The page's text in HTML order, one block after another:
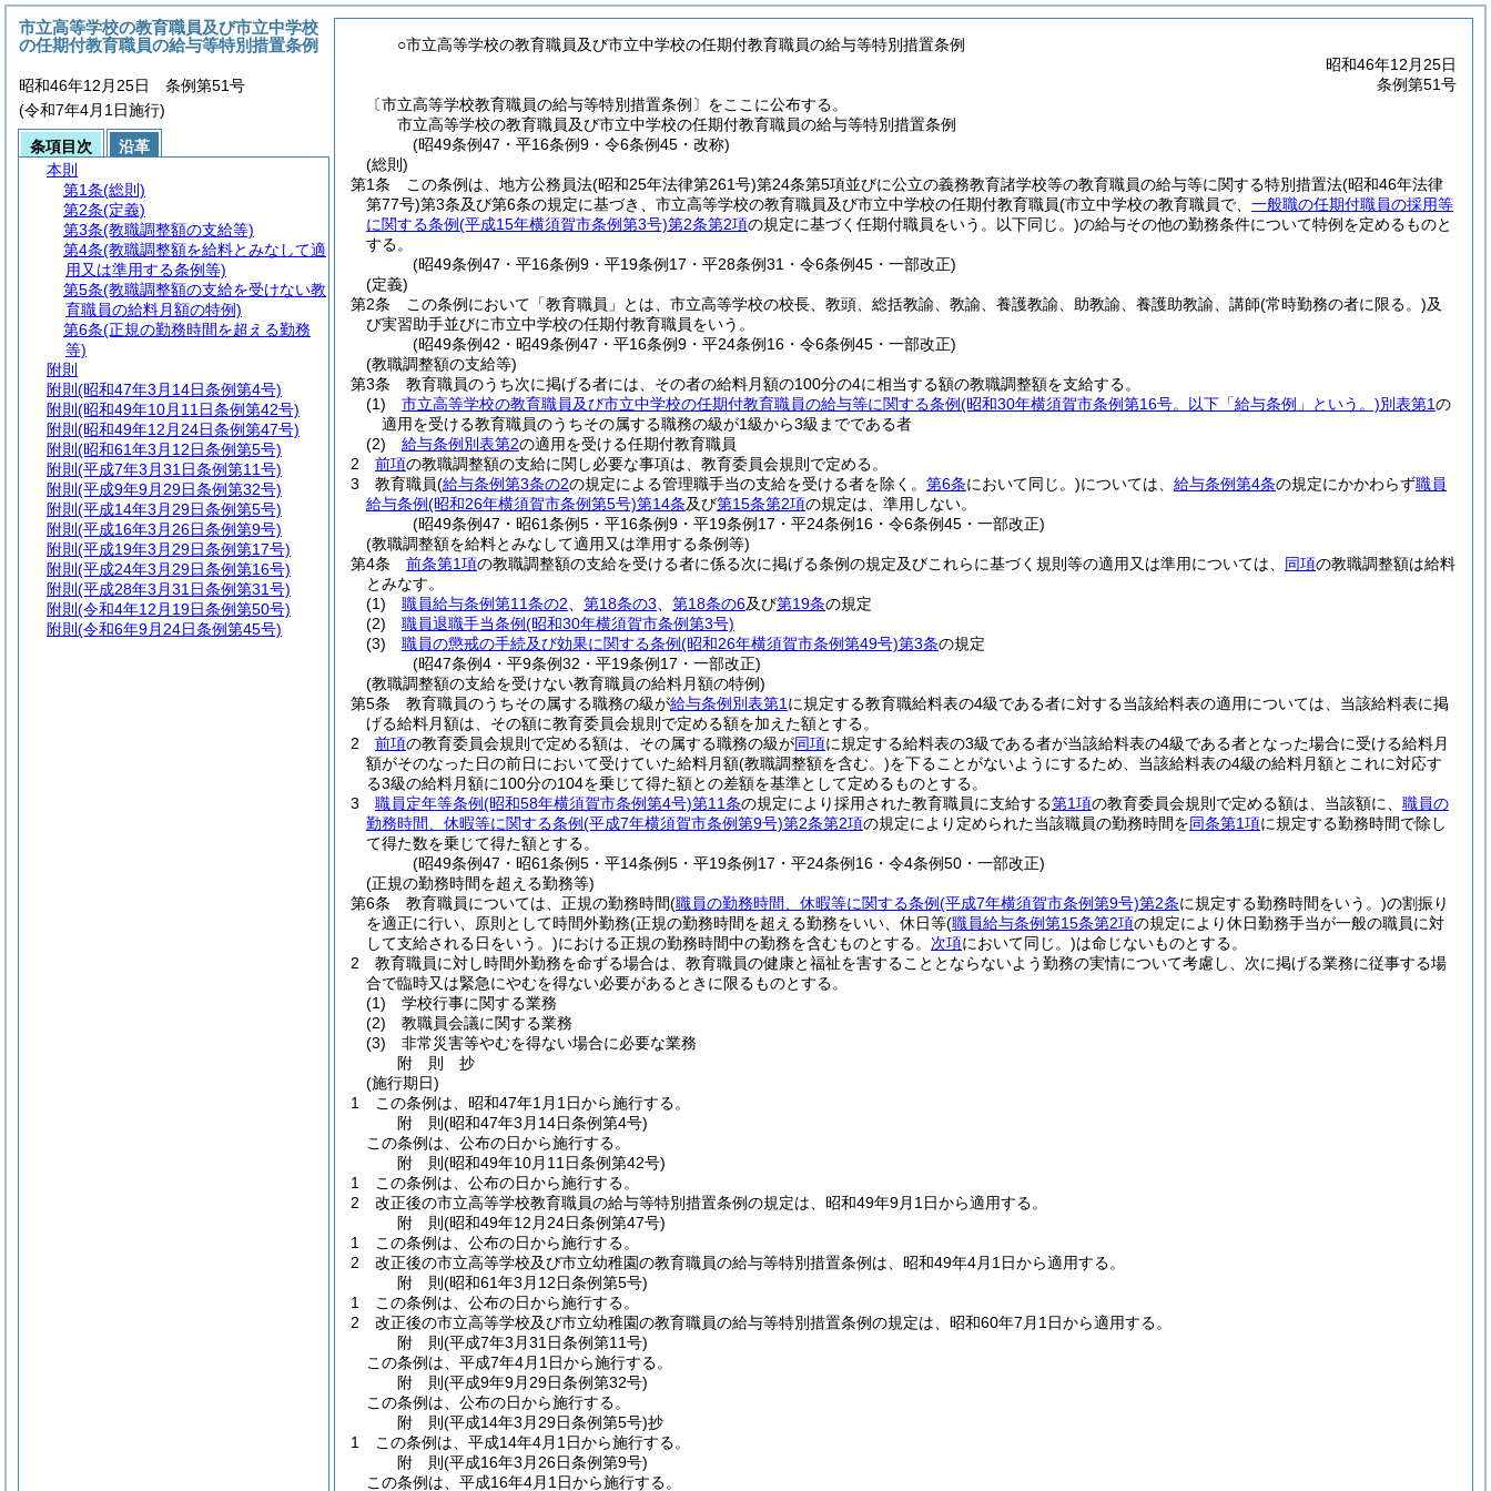
○市立高等学校の教育職員及び市立中学校の任期付教育職員の給与等特別措置条例
昭和46年12月25日
条例第51号
〔市立高等学校教育職員の給与等特別措置条例〕をここに公布する。
市立高等学校の教育職員及び市立中学校の任期付教育職員の給与等特別措置条例
(昭49条例47・平16条例9・令6条例45・改称)
(総則)
第1条
この条例は、地方公務員法(昭和25年法律第261号)第24条第5項並びに公立の義務教育諸学校等の教育職員の給与等に関する特別措置法(昭和46年法律
第77号)第3条及び第6条の規定に基づき、市立高等学校の教育職員及び市立中学校の任期付教育職員(市立中学校の教育職員で、 一般職の任期付職員の採用等
に関する条例(平成15年横須賀市条例第3号)第2条第2項の規定に基づく任期付職員をいう。以下同じ。)の給与その他の勤務条件について特例を定めるものと
する。
(昭49条例47・平16条例9・平19条例17・平28条例31・令6条例45・一部改正)
(定義)
第2条
この条例において「教育職員」とは、市立高等学校の校長、教頭、総括教諭、教諭、養護教諭、助教諭、養護助教諭、講師(常時勤務の者に限る。)及
び実習助手並びに市立中学校の任期付教育職員をいう。
(昭49条例42・昭49条例47・平16条例9・平24条例16・令6条例45・一部改正)
(教職調整額の支給等)
第3条
教育職員のうち次に掲げる者には、その者の給料月額の100分の4に相当する額の教職調整額を支給する。
(1)
市立高等学校の教育職員及び市立中学校の任期付教育職員の給与等に関する条例(昭和30年横須賀市条例第16号。以下「給与条例」という。)別表第1の
適用を受ける教育職員のうちその属する職務の級が1級から3級までである者
(2)
給与条例別表第2の適用を受ける任期付教育職員
2
前項の教職調整額の支給に関し必要な事項は、教育委員会規則で定める。
3
教育職員(給与条例第3条の2の規定による管理職手当の支給を受ける者を除く。 第6条において同じ。)については、 給与条例第4条の規定にかかわらず職員
給与条例(昭和26年横須賀市条例第5号)第14条及び第15条第2項の規定は、準用しない。
(昭49条例47・昭61条例5・平16条例9・平19条例17・平24条例16・令6条例45・一部改正)
(教職調整額を給料とみなして適用又は準用する条例等)
第4条
前条第1項の教職調整額の支給を受ける者に係る次に掲げる条例の規定及びこれらに基づく規則等の適用又は準用については、 同項の教職調整額は給料
とみなす。
(1)
職員給与条例第11条の2 第18条の3 第18条の6及び第19条の規定
(2)
職員退職手当条例(昭和30年横須賀市条例第3号)
(3)
職員の懲戒の手続及び効果に関する条例(昭和26年横須賀市条例第49号)第3条の規定
(昭47条例4・平9条例32・平19条例17・一部改正)
(教職調整額の支給を受けない教育職員の給料月額の特例)
第5条
教育職員のうちその属する職務の級が給与条例別表第1 に規定する教育職給料表の4級である者に対する当該給料表の適用については、当該給料表に掲
げる給料月額は、その額に教育委員会規則で定める額を加えた額とする。
2
前項の教育委員会規則で定める額は、その属する職務の級が同項に規定する給料表の3級である者が当該給料表の4級である者となった場合に受ける給料月
額がそのなった日の前日において受けていた給料月額(教職調整額を含む。)を下ることがないようにするため、当該給料表の4級の給料月額とこれに対応す
る3級の給料月額に100分の104を乗じて得た額との差額を基準として定めるものとする。
3
職員定年等条例(昭和58年横須賀市条例第4号)第11条の規定により採用された教育職員に支給する第1項の教育委員会規則で定める額は、当該額に、 職員の
勤務時間、休暇等に関する条例(平成7年横須賀市条例第9号)第2条第2項の規定により定められた当該職員の勤務時間を同条第1項に規定する勤務時間で除し
て得た数を乗じて得た額とする。
(昭49条例47・昭61条例5・平14条例5・平19条例17・平24条例16・令4条例50・一部改正)
(正規の勤務時間を超える勤務等)
第6条
教育職員については、正規の勤務時間(職員の勤務時間、休暇等に関する条例(平成7年横須賀市条例第9号)第2条に規定する勤務時間をいう。)の割振り
を適正に行い、原則として時間外勤務(正規の勤務時間を超える勤務をいい、休日等(職員給与条例第15条第2項の規定により休日勤務手当が一般の職員に対
して支給される日をいう。)における正規の勤務時間中の勤務を含むものとする。 次項において同じ。)は命じないものとする。
2
教育職員に対し時間外勤務を命ずる場合は、教育職員の健康と福祉を害することとならないよう勤務の実情について考慮し、次に掲げる業務に従事する場
合で臨時又は緊急にやむを得ない必要があるときに限るものとする。
(1)
学校行事に関する業務
(2)
教職員会議に関する業務
(3)
非常災害等やむを得ない場合に必要な業務
附 則
抄
(施行期日)
1
この条例は、昭和47年1月1日から施行する。
附 則(昭和47年3月14日条例第4号)
この条例は、公布の日から施行する。
附 則(昭和49年10月11日条例第42号)
1
この条例は、公布の日から施行する。
2
改正後の市立高等学校教育職員の給与等特別措置条例の規定は、昭和49年9月1日から適用する。
附 則(昭和49年12月24日条例第47号)
1
この条例は、公布の日から施行する。
2
改正後の市立高等学校及び市立幼稚園の教育職員の給与等特別措置条例は、昭和49年4月1日から適用する。
附 則(昭和61年3月12日条例第5号)
1
この条例は、公布の日から施行する。
2
改正後の市立高等学校及び市立幼稚園の教育職員の給与等特別措置条例の規定は、昭和60年7月1日から適用する。
附 則(平成7年3月31日条例第11号)
この条例は、平成7年4月1日から施行する。
附 則(平成9年9月29日条例第32号)
この条例は、公布の日から施行する。
附 則(平成14年3月29日条例第5号)抄
1
この条例は、平成14年4月1日から施行する。
附 則(平成16年3月26日条例第9号)
この条例は、平成16年4月1日から施行する。
市立高等学校の教育職員及び市立中学校
の任期付教育職員の給与等特別措置条例
昭和46年12月25日 条例第51号
(令和7年4月1日施行)
条項目次
沿革
本則
第1条(総則)
第2条(定義)
第3条(教職調整額の支給等)
第4条(教職調整額を給料とみなして適
用又は準用する条例等)
第5条(教職調整額の支給を受けない教
育職員の給料月額の特例)
第6条(正規の勤務時間を超える勤務
等)
附則
附則 (昭和47年3月14日条例第4号)
附則 (昭和49年10月11日条例第42号)
附則 (昭和49年12月24日条例第47号)
附則 (昭和61年3月12日条例第5号)
附則 (平成7年3月31日条例第11号)
附則 (平成9年9月29日条例第32号)
附則 (平成14年3月29日条例第5号)
附則 (平成16年3月26日条例第9号)
附則 (平成19年3月29日条例第17号)
附則 (平成24年3月29日条例第16号)
附則 (平成28年3月31日条例第31号)
附則 (令和4年12月19日条例第50号)
附則 (令和6年9月24日条例第45号)